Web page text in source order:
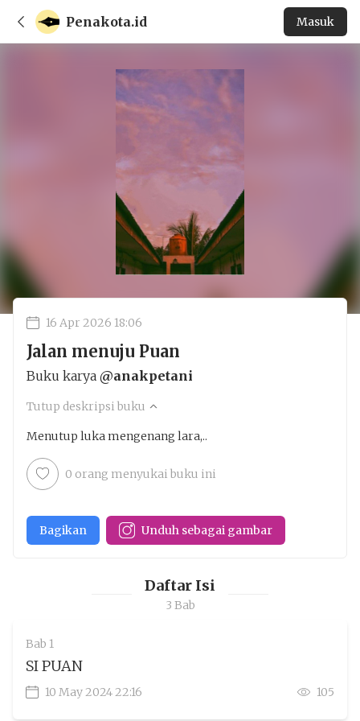
Penakota.id Masuk
16 Apr 2026 18:06
Jalan menuju Puan
Buku karya @anakpetani
Tutup deskripsi buku
Menutup luka mengenang lara,..
0 orang menyukai buku ini
Bagikan Unduh sebagai gambar
Keluar Unduh
Daftar Isi
3 Bab
Bab 1
SI PUAN
10 May 2024 22:16 105